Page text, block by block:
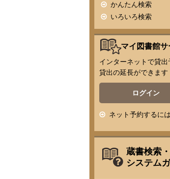
かんたん検索
いろいろ検索
マイ図書館サ
インターネットで貸出
貸出の延長ができます
ログイン
ネット予約するには
蔵書検索
システム